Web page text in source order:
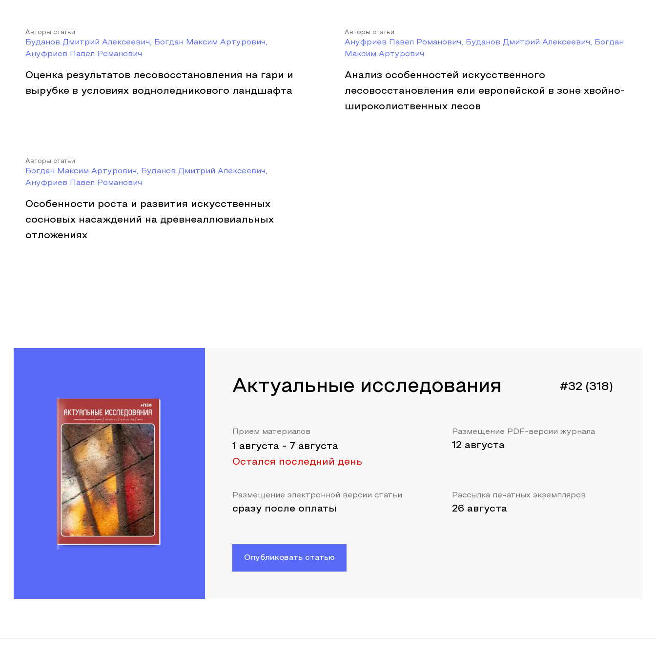
Авторы статьи
Буданов Дмитрий Алексеевич, Богдан Максим Артурович,
Ануфриев Павел Романович
Оценка результатов лесовосстановления на гари и
вырубке в условиях водноледникового ландшафта
Авторы статьи
Ануфриев Павел Романович, Буданов Дмитрий Алексеевич, Богдан
Максим Артурович
Анализ особенностей искусственного
лесовосстановления ели европейской в зоне хвойно-
широколиственных лесов
Авторы статьи
Богдан Максим Артурович, Буданов Дмитрий Алексеевич,
Ануфриев Павел Романович
Особенности роста и развития искусственных
сосновых насаждений на древнеаллювиальных
отложениях
Актуальные исследования #32 (318)
Прием материалов
1 августа - 7 августа
Остался последний день
Размещение PDF-версии журнала
12 августа
Размещение электронной версии статьи
сразу после оплаты
Рассылка печатных экземпляров
26 августа
Опубликовать статью